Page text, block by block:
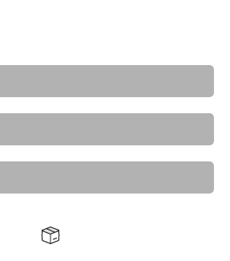
Cadeiras- Kravo 26
Banquetas Kravo
de Jantar Elegantes- Kravo